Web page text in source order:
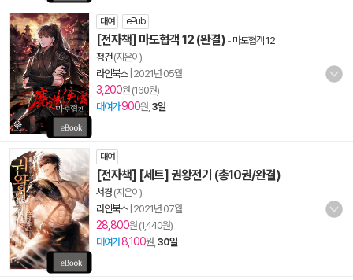
대여 ePub
[전자책] 마도협객 12 (완결) - 마도협객 12
정건(지은이)
라인북스| 2021년 05월
3,200원 (160원)
대여가900원, 3일
대여
[전자책] [세트] 권왕전기 (총10권/완결)
서경 (지은이)
라인북스| 2021년 07월
28,800원 (1,440원)
대여가8,100원, 30일